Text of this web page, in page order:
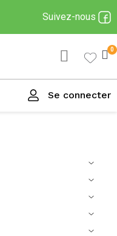
Suivez-nous
Se connecter